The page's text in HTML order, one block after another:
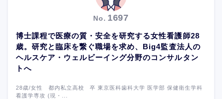
No. 1697
博士課程で医療の質・安全を研究する女性看護師28
歳。研究と臨床を繋ぐ職場を求め、Big4監査法人の
ヘルスケア・ウェルビーイング分野のコンサルタン
トへ
28歳/女性 都内私立高校 卒 東京医科歯科大学 医学部 保健衛生学科
看護学専攻 (現・...